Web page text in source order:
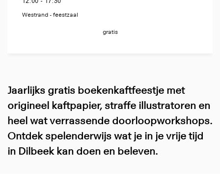
Westrand - feestzaal
gratis
Jaarlijks gratis boekenkaftfeestje met
origineel kaftpapier, straffe illustratoren en
heel wat verrassende doorloopworkshops.
Ontdek spelenderwijs wat je in je vrije tijd
in Dilbeek kan doen en beleven.